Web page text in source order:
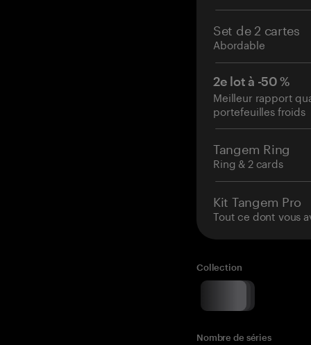
Set de 2 cartes
Abordable
2e lot à -50 %
Meilleur rapport
portefeuilles froids
Tangem Ring
Ring & 2 cards
Kit Tangem Pro
Tout ce dont vous
Collection
Nombre de séries